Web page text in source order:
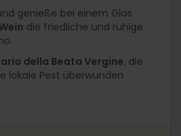
genieße bei einem Glas
die friedliche und ruhige
della Beata Vergine, die
lokale Pest überwunden